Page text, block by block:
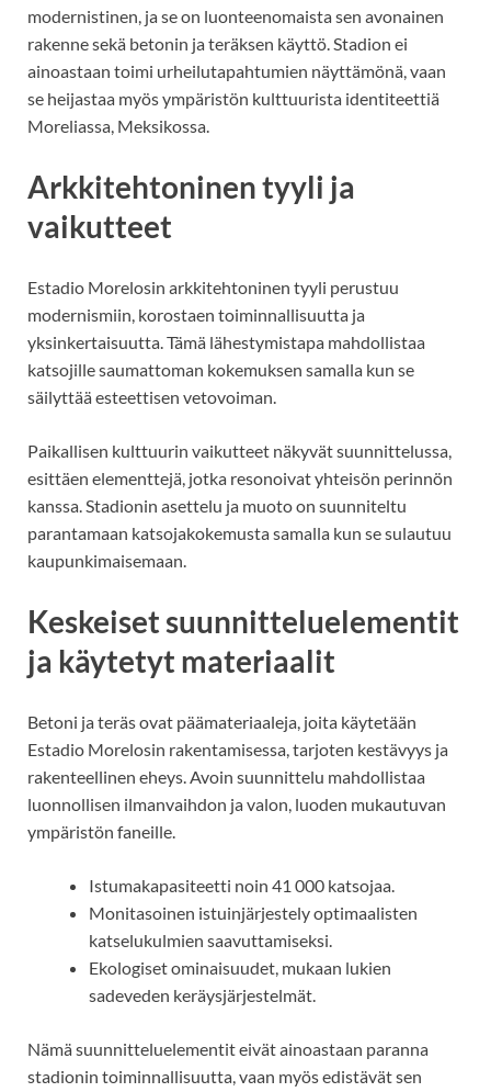
modernistinen, ja se on luonteenomaista sen avonainen
rakenne sekä betonin ja teräksen käyttö. Stadion ei
ainoastaan toimi urheilutapahtumien näyttämönä, vaan
se heijastaa myös ympäristön kulttuurista identiteettiä
Moreliassa, Meksikossa.
Arkkitehtoninen tyyli ja
vaikutteet
Estadio Morelosin arkkitehtoninen tyyli perustuu
modernismiin, korostaen toiminnallisuutta ja
yksinkertaisuutta. Tämä lähestymistapa mahdollistaa
katsojille saumattoman kokemuksen samalla kun se
säilyttää esteettisen vetovoiman.
Paikallisen kulttuurin vaikutteet näkyvät suunnittelussa,
esittäen elementtejä, jotka resonoivat yhteisön perinnön
kanssa. Stadionin asettelu ja muoto on suunniteltu
parantamaan katsojakokemusta samalla kun se sulautuu
kaupunkimaisemaan.
Keskeiset suunnitteluelementit
ja käytetyt materiaalit
Betoni ja teräs ovat päämateriaaleja, joita käytetään
Estadio Morelosin rakentamisessa, tarjoten kestävyys ja
rakenteellinen eheys. Avoin suunnittelu mahdollistaa
luonnollisen ilmanvaihdon ja valon, luoden mukautuvan
ympäristön faneille.
Istumakapasiteetti noin 41 000 katsojaa.
Monitasoinen istuinjärjestely optimaalisten
katselukulmien saavuttamiseksi.
Ekologiset ominaisuudet, mukaan lukien
sadeveden keräysjärjestelmät.
Nämä suunnitteluelementit eivät ainoastaan paranna
stadionin toiminnallisuutta, vaan myös edistävät sen